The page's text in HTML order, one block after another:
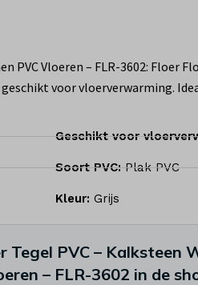
PVC Vloeren – FLR-3602: Floer
voor vloerverwarming.
Geschikt voor
Soort PVC:Plak PVC
Kleur:Grijs
Tegel PVC – Kalksteen
– FLR-3602 in de